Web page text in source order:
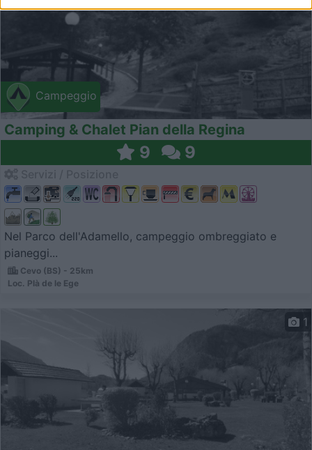
Campeggio
Camping & Chalet Pian della Regina
9 9
Nel Parco dell'Adamello, campeggio ombreggiato e
pianeggi...
Cevo (BS) - 25km
Loc. Plà de le Ege
1